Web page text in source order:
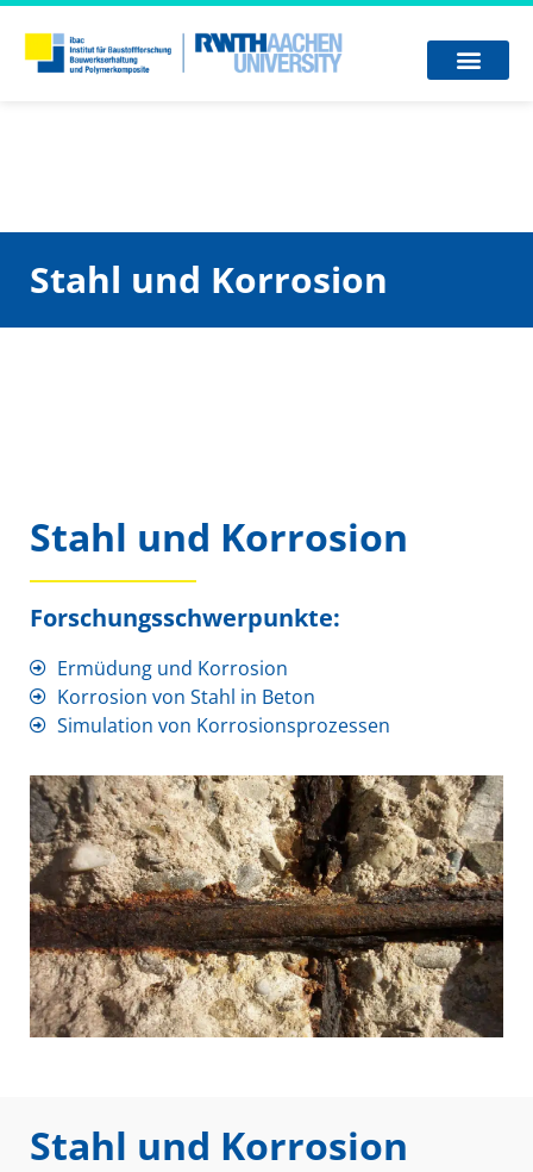
Stahl und Korrosion
Stahl und Korrosion
Forschungsschwerpunkte:
Ermüdung und Korrosion
Korrosion von Stahl in Beton
Simulation von Korrosionsprozessen
Stahl und Korrosion